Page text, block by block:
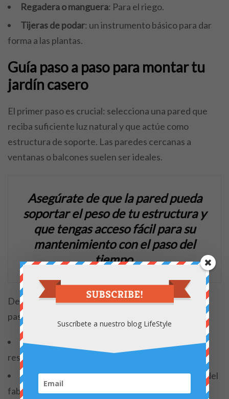
Regadera o manguera: Para el riego.
Tijeras de podar: un instrumento básico para dar
forma a las plantas.
Guía paso a paso para montar tu
jardín casero
El primer paso es crucial: selecciona una pared que
reciba suficiente luz natural y que actúe como
estructura de soporte. Las paredes cercanas a
ventanas o balcones suelen ser ideales.
Asegúrate de que la pared pueda
soportar el peso de tu estructura y
que tengas acceso fácil para su
mantenimiento con el paso del
tiempo.
Dependiendo del sistema que hayas elegido, este
paso puede variar:
Para un panel de madera
: Trata la madera para
resistir la humedad y fíjala firmemente a la pared.
Parabolsillos de fieltro: Sigue las instrucciones del
fabricante para su instalación.
Suscríbete a nuestro blog LifeStyle